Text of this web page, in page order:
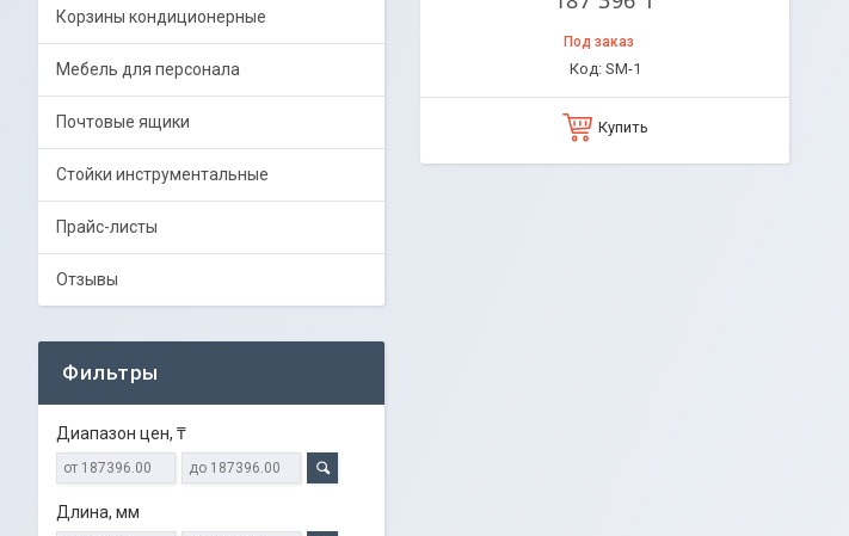
Под заказ
SM-1
Купить
Корзины кондиционерные
Мебель для персонала
Почтовые ящики
Стойки инструментальные
Прайс-листы
Отзывы
Фильтры
Диапазон цен, ₸
Длина, мм